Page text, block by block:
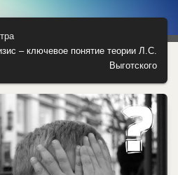
– ключевое понятие теории Л.С.
Выготского